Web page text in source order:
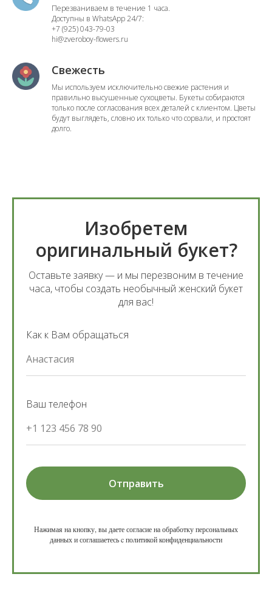
Перезваниваем в течение 1 часа.
Доступны в WhatsApp 24/7:
+7 (925) 043-79-03
hi@zveroboy-flowers.ru
Свежесть
Мы используем исключительно свежие растения и
правильно высушенные сухоцветы. Букеты собираются
только после согласования всех деталей с клиентом. Цветы
будут выглядеть, словно их только что сорвали, и простоят
долго.
Изобретем
оригинальный букет?
Оставьте заявку — и мы перезвоним в течение
часа, чтобы создать необычный женский букет
для вас!
Как к Вам обращаться
Анастасия
Ваш телефон
+1 123 456 78 90
Отправить
Нажимая на кнопку, вы даете согласие на обработку персональных
данных и соглашаетесь c политикой конфиденциальности